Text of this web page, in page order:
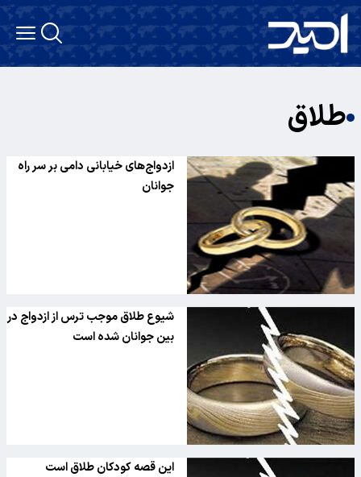
طلاق
ازدواج‌های خیابانی دامی بر سر راه
جوانان
شیوع طلاق موجب ترس از ازدواج در
بین جوانان شده است
این قصه کودکان طلاق است